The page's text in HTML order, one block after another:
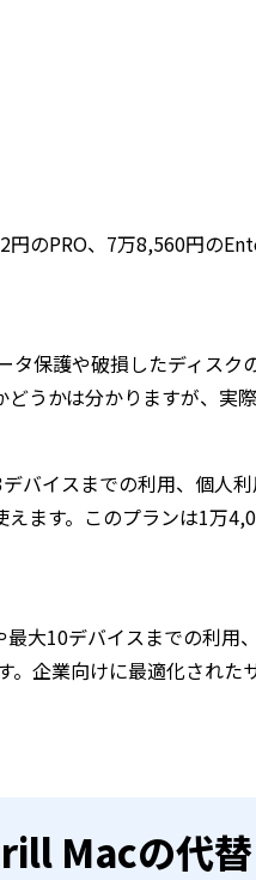
のPRO、7万8,560円の
タ保護や破損したディス
うかは分かりますが、実
バイスまでの利用、個人
ます。このプランは1万
大10デバイスまでの利用
。企業向けに最適化され
Macの代替